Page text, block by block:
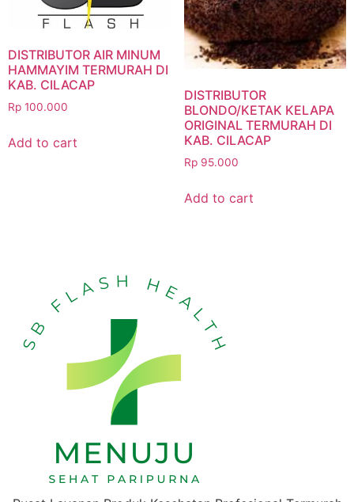
DISTRIBUTOR AIR MINUM
HAMMAYIM TERMURAH DI
KAB. CILACAP
Rp 100.000
Add to cart
DISTRIBUTOR
BLONDO/KETAK KELAPA
ORIGINAL TERMURAH DI
KAB. CILACAP
Rp95.000
Add to cart